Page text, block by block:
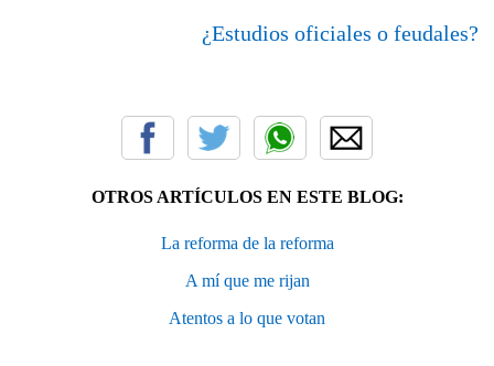
¿Estudios oficiales o feudales?
OTROS ARTÍCULOS EN ESTE BLOG:
La reforma de la reforma
A mí que me rijan
Atentos a lo que votan